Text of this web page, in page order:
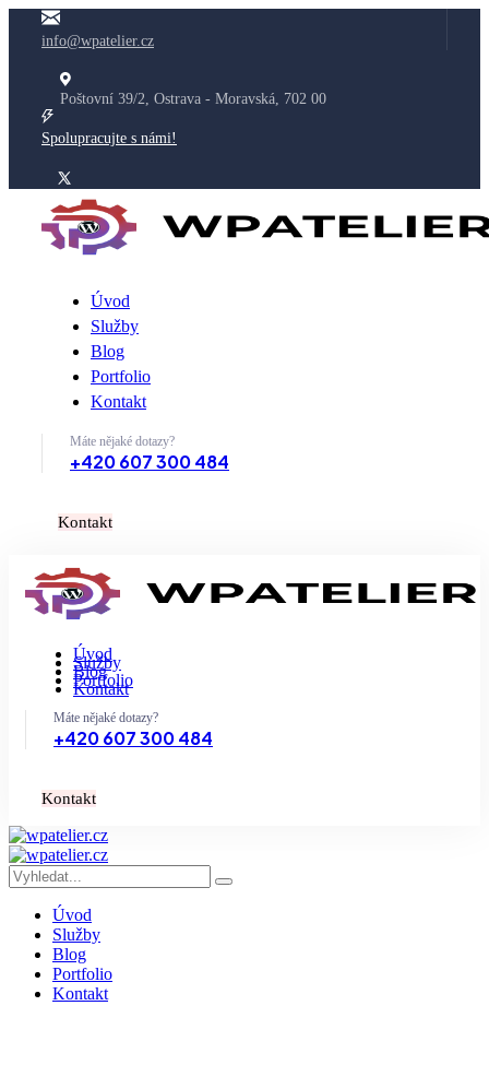
info@wpatelier.cz
Poštovní 39/2, Ostrava - Moravská, 702 00
Spolupracujte s námi!
Úvod
Služby
Blog
Portfolio
Kontakt
Máte nějaké dotazy?
+420 607 300 484
Kontakt
Úvod
Služby
Blog
Portfolio
Kontakt
Máte nějaké dotazy?
+420 607 300 484
Kontakt
Úvod
Služby
Blog
Portfolio
Kontakt